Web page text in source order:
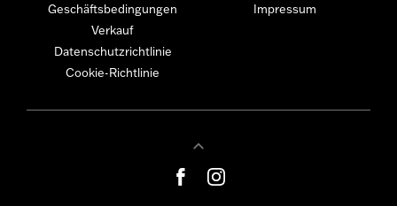
Geschäftsbedingungen
Verkauf
Datenschutzrichtlinie
Cookie-Richtlinie
Impressum